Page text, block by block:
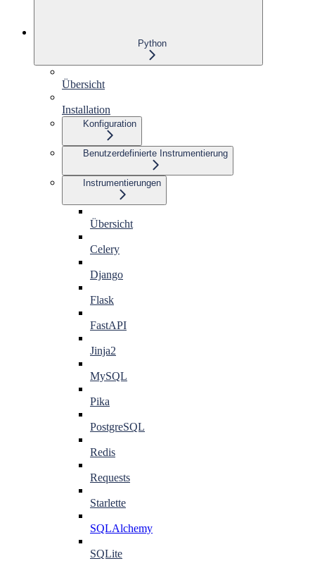
Python
Übersicht
Installation
Konfiguration
Benutzerdefinierte Instrumentierung
Instrumentierungen
Übersicht
Celery
Django
Flask
FastAPI
Jinja2
MySQL
Pika
PostgreSQL
Redis
Requests
Starlette
SQLAlchemy
SQLite